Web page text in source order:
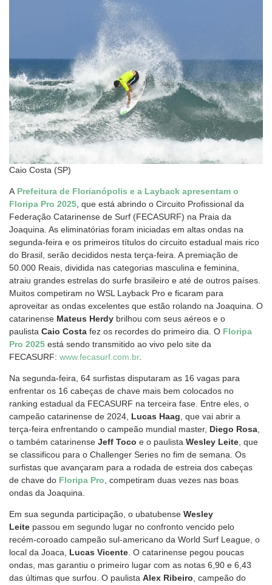
Caio Costa (SP)
A Prefeitura de Florianópolis e a Layback apresentam o
Floripa Pro 2025, que está abrindo o Circuito Profissional da
Federação Catarinense de Surf (FECASURF) na Praia da
Joaquina. As eliminatórias foram iniciadas em altas ondas na
segunda-feira e os primeiros títulos do circuito estadual mais rico
do Brasil, serão decididos nesta terça-feira. A premiação de
50.000 Reais, dividida nas categorias masculina e feminina,
atraiu grandes estrelas do surfe brasileiro e até de outros países.
Muitos competiram no WSL Layback Pro e ficaram para
aproveitar as ondas excelentes que estão rolando na Joaquina. O
catarinense Mateus Herdy brilhou com seus aéreos e o
paulista Caio Costa fez os recordes do primeiro dia. O Floripa
Pro 2025 está sendo transmitido ao vivo pelo site da
FECASURF: www.fecasurf.com.br.
Na segunda-feira, 64 surfistas disputaram as 16 vagas para
enfrentar os 16 cabeças de chave mais bem colocados no
ranking estadual da FECASURF na terceira fase. Entre eles, o
campeão catarinense de 2024, Lucas Haag, que vai abrir a
terça-feira enfrentando o campeão mundial master, Diego Rosa,
o também catarinense Jeff Toco e o paulista Wesley Leite, que
se classificou para o Challenger Series no fim de semana. Os
surfistas que avançaram para a rodada de estreia dos cabeças
de chave do Floripa Pro, competiram duas vezes nas boas
ondas da Joaquina.
Em sua segunda participação, o ubatubense Wesley
Leite passou em segundo lugar no confronto vencido pelo
recém-coroado campeão sul-americano da World Surf League, o
local da Joaca, Lucas Vicente. O catarinense pegou poucas
ondas, mas garantiu o primeiro lugar com as notas 6,90 e 6,43
das últimas que surfou. O paulista Alex Ribeiro, campeão do